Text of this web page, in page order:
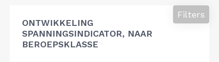
ONTWIKKELING
SPANNINGSINDICATOR, NAAR
BEROEPSKLASSE
Filters